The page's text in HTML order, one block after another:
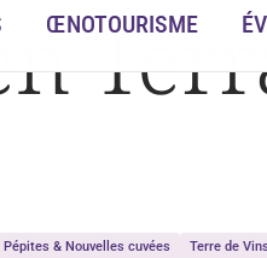
ŒNOTOURISME
Pépites & Nouvelles cuvées Terre de